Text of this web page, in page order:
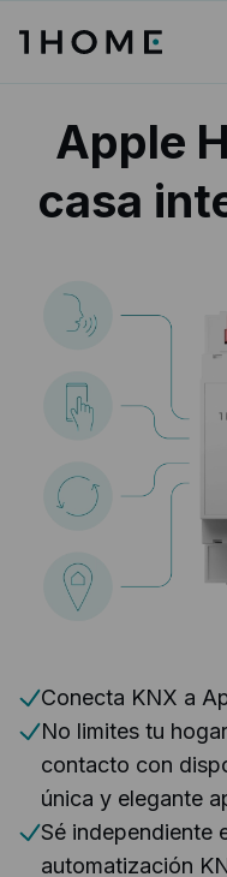
Apple
casa
Conecta KNX a
No limites tu
contacto con
única y elegante
Sé independiente
automatización